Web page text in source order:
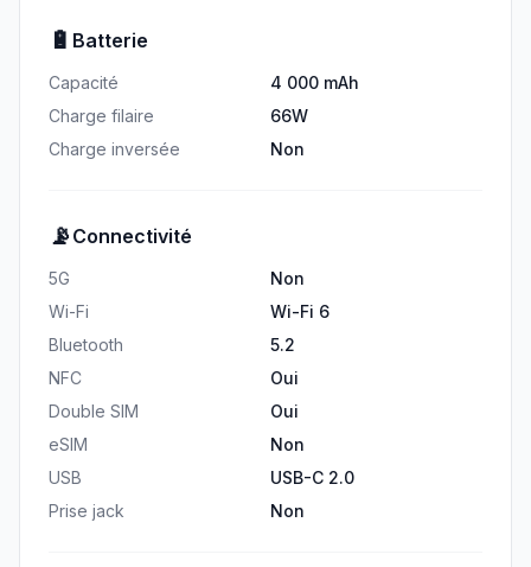
🔋 Batterie
Capacité
4 000 mAh
Charge filaire
66W
Charge inversée
Non
📡 Connectivité
5G
Non
Wi-Fi
Wi-Fi 6
Bluetooth
5.2
NFC
Oui
Double SIM
Oui
eSIM
Non
USB
USB-C 2.0
Prise jack
Non